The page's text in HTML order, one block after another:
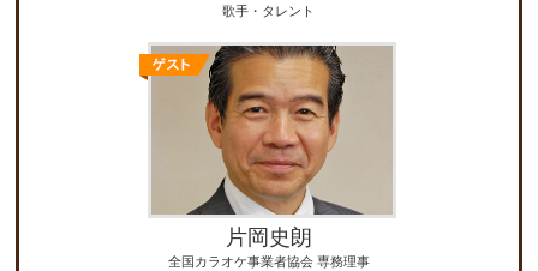
歌手・タレント
片岡史朗
全国カラオケ事業者協会 専務理事